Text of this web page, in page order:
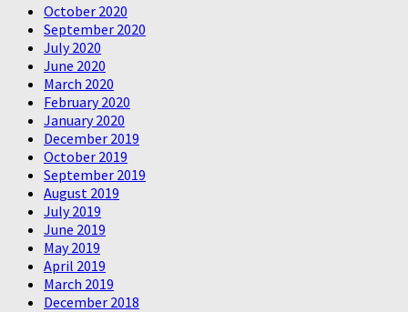
October 2020
September 2020
July 2020
June 2020
March 2020
February 2020
January 2020
December 2019
October 2019
September 2019
August 2019
July 2019
June 2019
May 2019
April 2019
March 2019
December 2018